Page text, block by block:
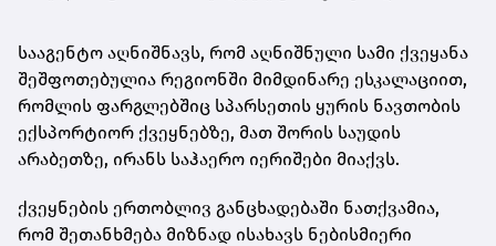
სააგენტო აღნიშნავს, რომ აღნიშნული სამი ქვეყანა
შეშფოთებულია რეგიონში მიმდინარე ესკალაციით,
რომლის ფარგლებშიც სპარსეთის ყურის ნავთობის
ექსპორტიორ ქვეყნებზე, მათ შორის საუდის
არაბეთზე, ირანს საჰაერო იერიშები მიაქვს.
ქვეყნების ერთობლივ განცხადებაში ნათქვამია,
რომ შეთანხმება მიზნად ისახავს ნებისმიერი